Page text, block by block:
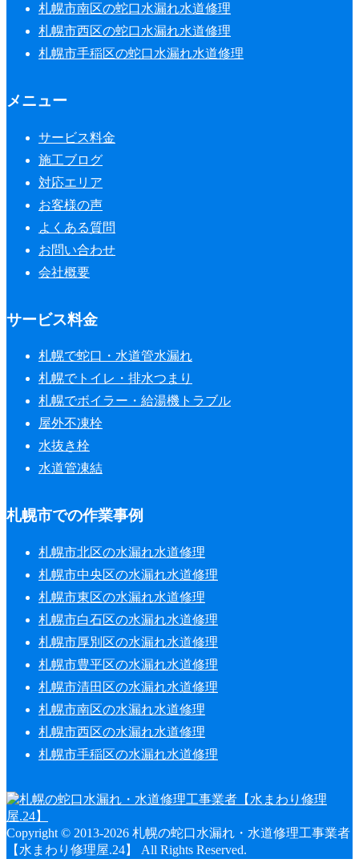
札幌市南区の蛇口水漏れ水道修理
札幌市西区の蛇口水漏れ水道修理
札幌市手稲区の蛇口水漏れ水道修理
メニュー
サービス料金
施工ブログ
対応エリア
お客様の声
よくある質問
お問い合わせ
会社概要
サービス料金
札幌で蛇口・水道管水漏れ
札幌でトイレ・排水つまり
札幌でボイラー・給湯機トラブル
屋外不凍栓
水抜き栓
水道管凍結
札幌市での作業事例
札幌市北区の水漏れ水道修理
札幌市中央区の水漏れ水道修理
札幌市東区の水漏れ水道修理
札幌市白石区の水漏れ水道修理
札幌市厚別区の水漏れ水道修理
札幌市豊平区の水漏れ水道修理
札幌市清田区の水漏れ水道修理
札幌市南区の水漏れ水道修理
札幌市西区の水漏れ水道修理
札幌市手稲区の水漏れ水道修理
Copyright © 2013-2026 札幌の蛇口水漏れ・水道修理工事業者
【水まわり修理屋.24】 All Rights Reserved.